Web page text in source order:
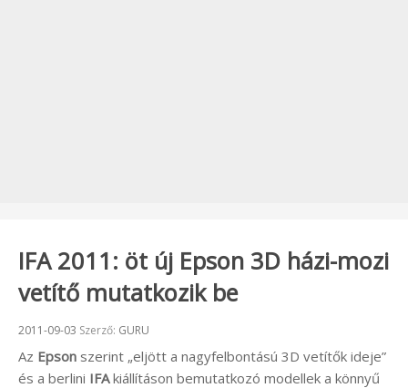
IFA 2011: öt új Epson 3D házi-mozi
vetítő mutatkozik be
Beküldve:
2011-09-03 Szerző: GURU
Az Epson szerint „eljött a nagyfelbontású 3D vetítők ideje”
és a berlini IFAkiállításon bemutatkozó modellek a könnyű